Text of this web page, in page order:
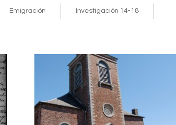
Emigración Investigación 14-18